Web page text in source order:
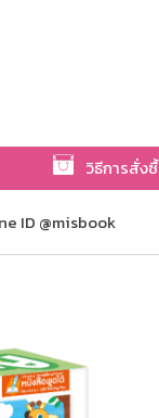
วิธีการสั่ง
ID @misbook